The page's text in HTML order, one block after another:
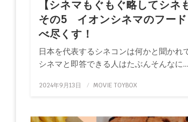
【シネマもぐもぐ略してシネ
その5 イオンシネマのフー
べ尽くす！
日本を代表するシネコンは何かと聞かれ
シネマと即答できる人はたぶんそんなに…
投
2024年9月13日 MOVIE TOYBOX